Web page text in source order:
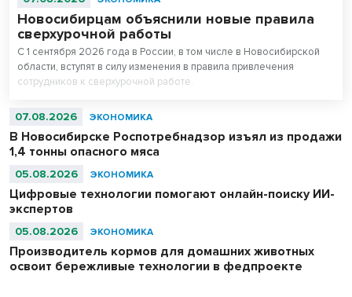
Новосибирцам объяснили новые правила
сверхурочной работы
С 1 сентября 2026 года в России, в том числе в Новосибирской
области, вступят в силу изменения в правила привлечения
сотрудников к сверхурочной работе.
07.08.2026 ЭКОНОМИКА
В Новосибирске Роспотребнадзор изъял из продажи
1,4 тонны опасного мяса
05.08.2026 ЭКОНОМИКА
Цифровые технологии помогают онлайн-поиску ИИ-
экспертов
05.08.2026 ЭКОНОМИКА
Производитель кормов для домашних животных
освоит бережливые технологии в федпроекте